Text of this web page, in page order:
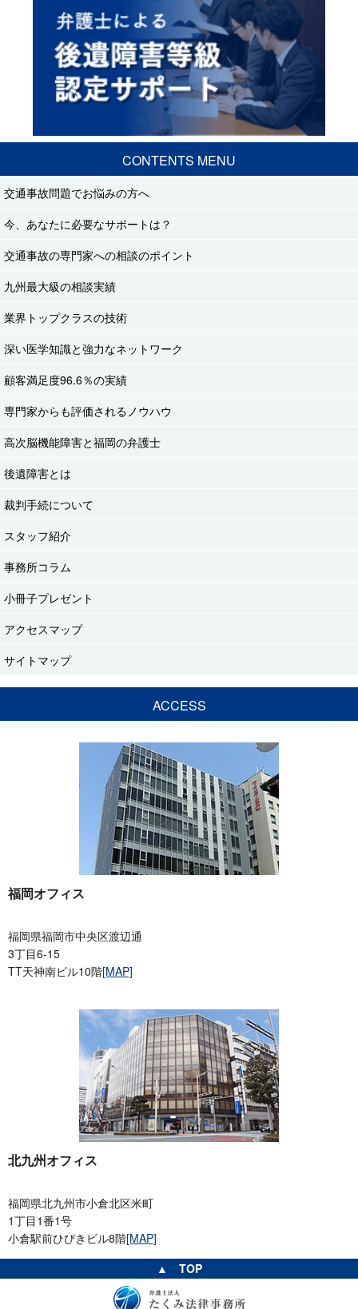
CONTENTS MENU
交通事故問題でお悩みの方へ
今、あなたに必要なサポートは？
交通事故の専門家への相談のポイント
九州最大級の相談実績
業界トップクラスの技術
深い医学知識と強力なネットワーク
顧客満足度96.6％の実績
専門家からも評価されるノウハウ
高次脳機能障害と福岡の弁護士
後遺障害とは
裁判手続について
スタッフ紹介
事務所コラム
小冊子プレゼント
アクセスマップ
サイトマップ
ACCESS
福岡オフィス
福岡県福岡市中央区渡辺通
3丁目6-15
TT天神南ビル10階[MAP]
北九州オフィス
福岡県北九州市小倉北区米町
1丁目1番1号
小倉駅前ひびきビル8階[MAP]
▲ TOP